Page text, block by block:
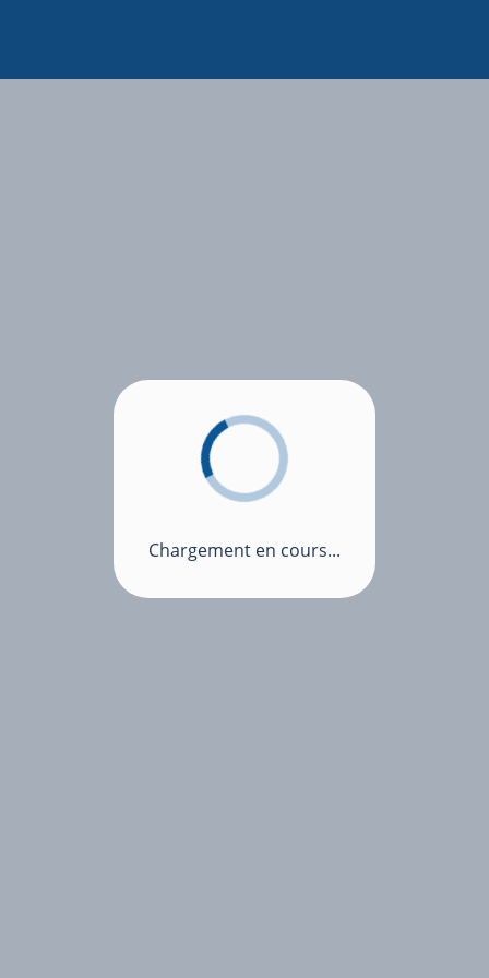
Chargement en cours...